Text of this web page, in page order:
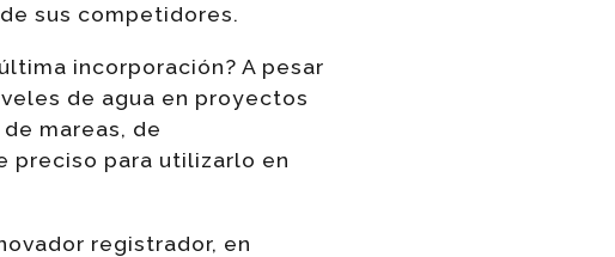
sus competidores.
incorporación? A pesar
de agua en proyectos
mareas, de
preciso para utilizarlo en
registrador, en